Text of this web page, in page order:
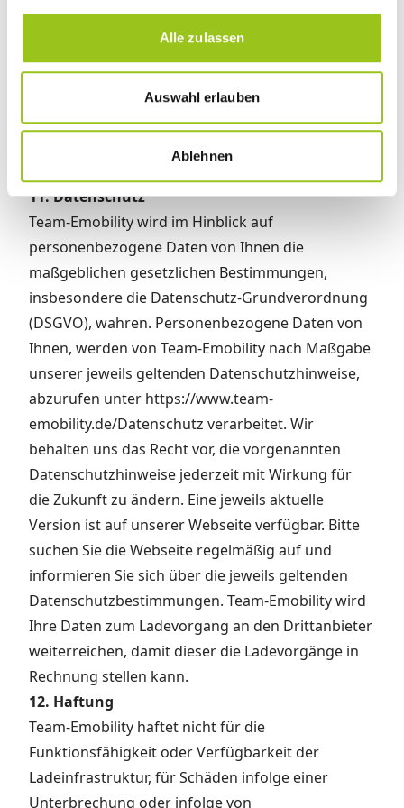
Alle zulassen
Auswahl erlauben
Ablehnen
Änderungen während der Laufzeit des Vertrages,
insbesondere eine Änderung der E-Mail-Adresse,
haben Sie an Team-Emobility unverzüglich durch
Angabe der Änderungen in Schrift- oder Textform
mitzuteilen. Team-Emobility sendet Ihnen alle
Rechnungen und andere vertragsbezogene
11. Datenschutz
Team-Emobility wird im Hinblick auf
personenbezogene Daten von Ihnen die
maßgeblichen gesetzlichen Bestimmungen,
insbesondere die Datenschutz-Grundverordnung
(DSGVO), wahren. Personenbezogene Daten von
Ihnen, werden von Team-Emobility nach Maßgabe
unserer jeweils geltenden Datenschutzhinweise,
abzurufen unter https://www.team-
emobility.de/Datenschutz verarbeitet. Wir
behalten uns das Recht vor, die vorgenannten
Datenschutzhinweise jederzeit mit Wirkung für
die Zukunft zu ändern. Eine jeweils aktuelle
Version ist auf unserer Webseite verfügbar. Bitte
suchen Sie die Webseite regelmäßig auf und
informieren Sie sich über die jeweils geltenden
Datenschutzbestimmungen. Team-Emobility wird
Ihre Daten zum Ladevorgang an den Drittanbieter
weiterreichen, damit dieser die Ladevorgänge in
Rechnung stellen kann.
12. Haftung
Team-Emobility haftet nicht für die
Funktionsfähigkeit oder Verfügbarkeit der
Ladeinfrastruktur, für Schäden infolge einer
Unterbrechung oder infolge von